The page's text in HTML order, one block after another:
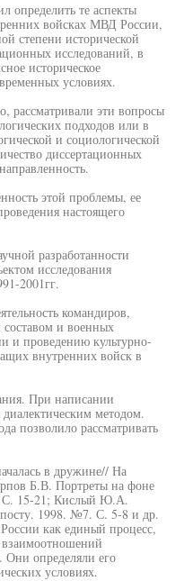
определить те аспекты
войсках МВД России,
степени исторической
исследований, в
историческое
условиях.
рассматривали эти вопросы
подходов или в
и социологической
диссертационных
этой проблемы, ее
настоящего
разработанности
исследования
2001гг.
командиров,
и военных
и проведению культурно-
внутренних войск в
При написании
диалектическим методом.
позволило рассматривать
в дружине// На
Б.В. Портреты на фоне
С. 15-21; Кислый Ю.А.
1998. №7. С. 5-8 и др.
как единый процесс,
Они определяли его
условиях.